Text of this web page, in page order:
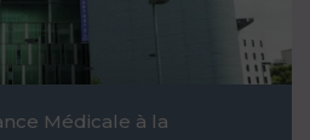
Médicale à la